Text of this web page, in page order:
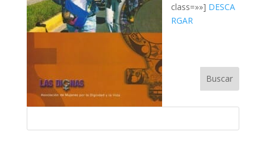
class=»»] DESCA
RGAR